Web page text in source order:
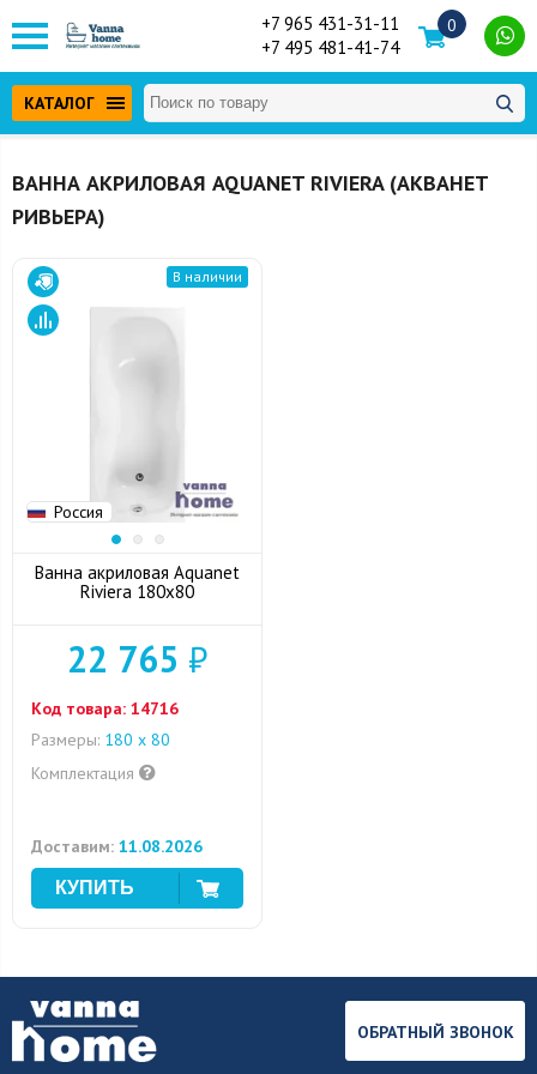
+7 965 431-31-11
+7 495 481-41-74
0
КАТАЛОГ
ВАННА АКРИЛОВАЯ AQUANET RIVIERA (АКВАНЕТ
РИВЬЕРА)
Россия
В наличии
Ванна акриловая Aquanet
Riviera 180x80
22 765 ₽
Код товара: 14716
Размеры: 180 x 80
Комплектация
Доставим: 11.08.2026
ОБРАТНЫЙ ЗВОНОК